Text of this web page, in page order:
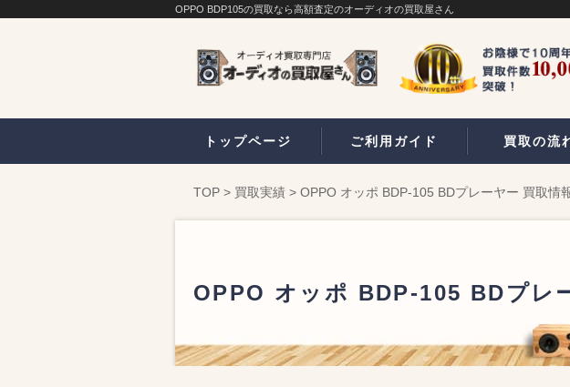
OPPO BDP105の買取なら高額査定のオーディオの買取屋さん
トップページ ご利用ガイド 買取の流
TOP > 買取実績 > OPPO オッポ BDP-105 BDプレーヤー 買取情
OPPO オッポ BDP-105 BDプレ